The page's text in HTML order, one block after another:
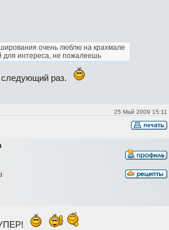
очень люблю на крахмале
для интереса, не пожалеешь
раз.
25 Май 2009 15:11